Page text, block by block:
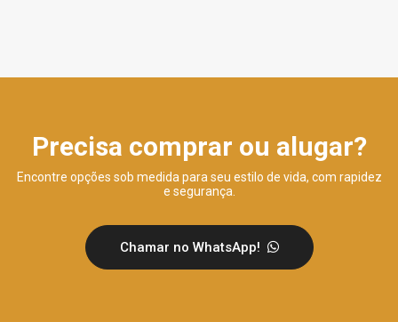
Precisa comprar ou alugar?
Encontre opções sob medida para seu estilo de vida, com rapidez
e segurança.
Chamar no WhatsApp!